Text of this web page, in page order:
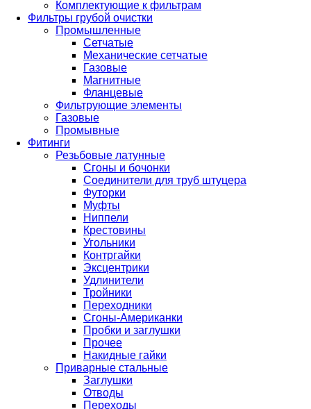
Комплектующие к фильтрам
Фильтры грубой очистки
Промышленные
Сетчатые
Механические сетчатые
Газовые
Магнитные
Фланцевые
Фильтрующие элементы
Газовые
Промывные
Фитинги
Резьбовые латунные
Сгоны и бочонки
Соединители для труб штуцера
Футорки
Муфты
Ниппели
Крестовины
Угольники
Контргайки
Эксцентрики
Удлинители
Тройники
Переходники
Сгоны-Американки
Пробки и заглушки
Прочее
Накидные гайки
Приварные стальные
Заглушки
Отводы
Переходы